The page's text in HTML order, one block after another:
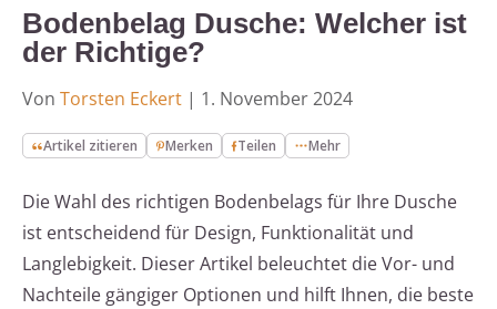
Bodenbelag Dusche: Welcher ist
der Richtige?
Von Torsten Eckert | 1. November 2024
Artikel zitieren Merken Teilen Mehr
Die Wahl des richtigen Bodenbelags für Ihre Dusche
ist entscheidend für Design, Funktionalität und
Langlebigkeit. Dieser Artikel beleuchtet die Vor- und
Nachteile gängiger Optionen und hilft Ihnen, die beste